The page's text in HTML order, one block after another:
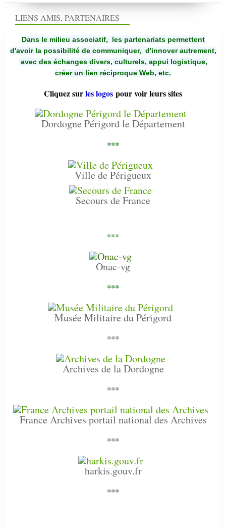
LIENS AMIS, PARTENAIRES
Dans le milieu associatif, les partenariats permettent
d'avoir la possibilité de communiquer, d'innover autrement,
avec des échanges divers, culturels, appui logistique,
créer un lien réciproque Web, etc.
Cliquez surles logos pour voir leurs sites
Dordogne Périgord le Département
***
Ville de Périgueux
Secours de France
***
Onac-vg
***
Musée Militaire du Périgord
***
Archives de la Dordogne
***
France Archives portail national des Archives
***
harkis.gouv.fr
***